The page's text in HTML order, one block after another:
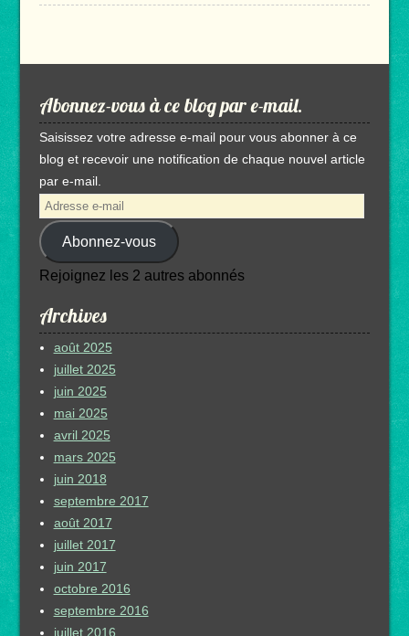
Abonnez-vous à ce blog par e-mail.
Saisissez votre adresse e-mail pour vous abonner à ce
blog et recevoir une notification de chaque nouvel article
par e-mail.
Adresse
e-
mail Abonnez-vous
Rejoignez les 2 autres abonnés
Archives
août 2025
juillet 2025
juin 2025
mai 2025
avril 2025
mars 2025
juin 2018
septembre 2017
août 2017
juillet 2017
juin 2017
octobre 2016
septembre 2016
juillet 2016